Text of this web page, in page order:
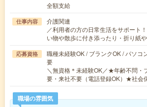
全額支給
仕事内容
介護関連
／利用者の方の日常生活をサポー
い物や散歩に付き添ったり・折り紙
応募資格
職種未経験OK / ブランクOK / パソコ
要
＼無資格＊未経験OK／★年齢不問・
要・来社不要（電話登録OK）★社会
職場の雰囲気